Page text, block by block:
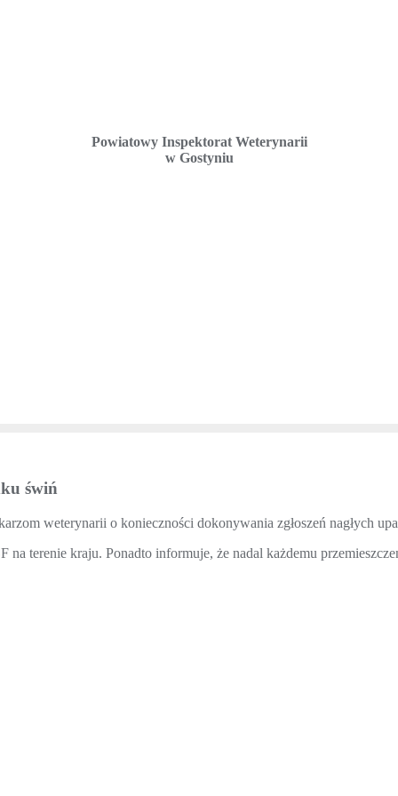
Powiatowy Inspektorat Weterynarii
w Gostyniu
świń
weterynarii o konieczności dokonywania zgłoszeń nagłych
terenie kraju. Ponadto informuje, że nadal każdemu